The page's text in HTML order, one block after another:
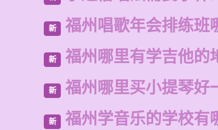
新 福州唱歌年会排练班
新 福州哪里有学吉他的
新 福州哪里买小提琴好
新 福州学音乐的学校有